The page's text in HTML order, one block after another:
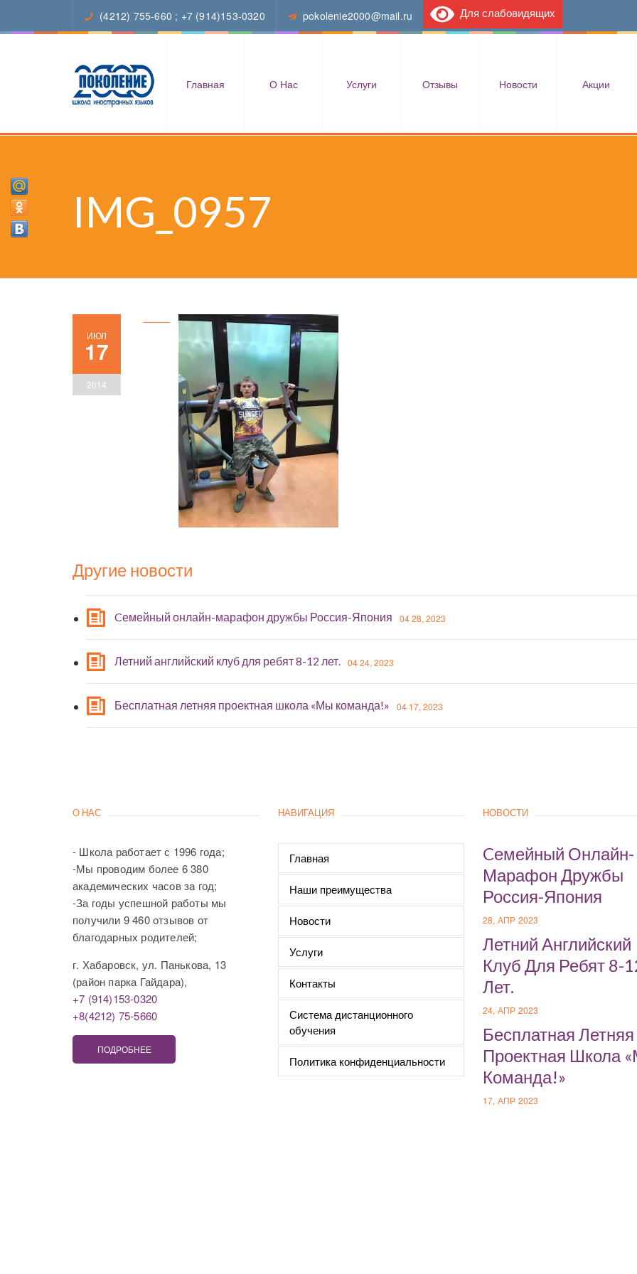
(4212) 755-660 ; +7 (914)153-0320 pokolenie2000@mail.ru Для слабовидящих
Главная О Нас Услуги Отзывы Новости Акции
IMG_0957
ИЮЛ
17
2014
Другие новости
Cемейный онлайн-марафон дружбы Россия-Япония 04 28, 2023
Летний английский клуб для ребят 8-12 лет. 04 24, 2023
Бесплатная летняя проектная школа «Мы команда!» 04 17, 2023
О НАС
- Школа работает с 1996 года;
-Мы проводим более 6 380
академических часов за год;
-За годы успешной работы мы
получили 9 460 отзывов от
благодарных родителей;
г. Хабаровск, ул. Панькова, 13
(район парка Гайдара),
+7 (914)153-0320
+8(4212) 75-5660
ПОДРОБНЕЕ
НАВИГАЦИЯ
Главная
Наши преимущества
Новости
Услуги
Контакты
Система дистанционного
обучения
Политика конфиденциальности
НОВОСТИ
Cемейный Онлайн-
Марафон Дружбы
Россия-Япония
28, АПР 2023
Летний Английский
Клуб Для Ребят 8-
Лет.
24, АПР 2023
Бесплатная Летняя
Проектная Школа
Команда!»
17, АПР 2023